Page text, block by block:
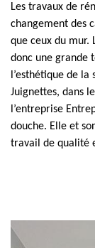
Les travaux de
changement des
que ceux du
donc une grande
l’esthétique de
Juignettes, dans
l’entreprise
douche. Elle et
travail de qualité